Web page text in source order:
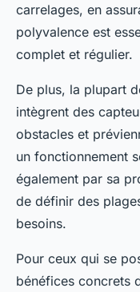
carrelages, en
polyvalence est
complet et régulier.
De plus, la plupart
intègrent des
obstacles et
un fonctionnement
également par sa
de définir des
besoins.
Pour ceux qui se
bénéfices concrets